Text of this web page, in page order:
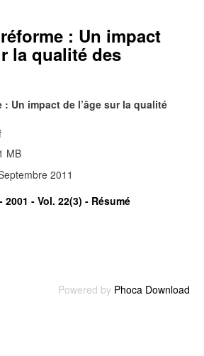
: Un impact
la qualité des
: Un impact de l’âge sur la qualité
MB
2011
2001 - Vol. 22(3) - Résumé
Powered by Phoca Download